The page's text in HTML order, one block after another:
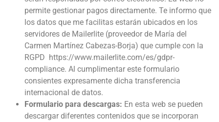
permite gestionar pagos directamente. Te informo que
los datos que me facilitas estarán ubicados en los
servidores de Mailerlite (proveedor de María del
Carmen Martínez Cabezas-Borja) que cumple con la
RGPD https://www.mailerlite.com/es/gdpr-
compliance. Al cumplimentar este formulario
consientes expresamente dicha transferencia
internacional de datos.
Formulario para descargas: En esta web se pueden
descargar diferentes contenidos que se incorporan